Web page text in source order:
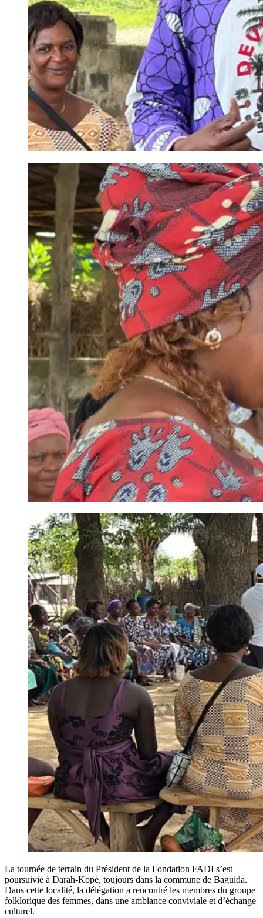
La tournée de terrain du Président de la Fondation FADI s’est
poursuivie à Darah-Kopé, toujours dans la commune de Baguida.
Dans cette localité, la délégation a rencontré les membres du groupe
folklorique des femmes, dans une ambiance conviviale et d’échange
culturel.